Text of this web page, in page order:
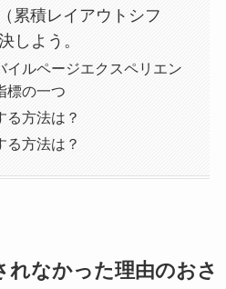
累積レイアウトシフ
しよう。
イルページエクスペリエン
標の一つ
る方法は？
る方法は？
れなかった理由のおさ